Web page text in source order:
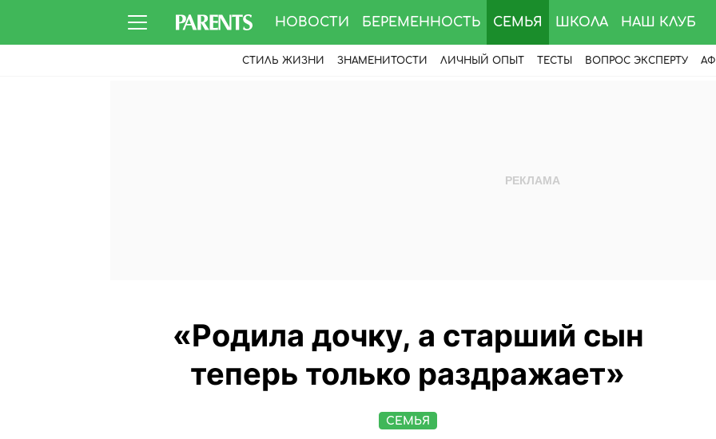
НОВОСТИ БЕРЕМЕННОСТЬ СЕМЬЯ ШКОЛА НАШ КЛУБ
СТИЛЬ ЖИЗНИ ЗНАМЕНИТОСТИ ЛИЧНЫЙ ОПЫТ ТЕСТЫ ВОПРОС ЭКСПЕРТУ
«Родила дочку, а старший сын
теперь только раздражает»
СЕМЬЯ